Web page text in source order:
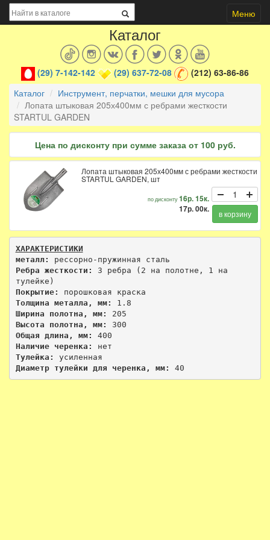
Меню
Каталог
(29) 7-142-142 (29) 637-72-08
(212) 63-86-86
Каталог
Инструмент, перчатки, мешки для мусора
Лопата штыковая 205х400мм с ребрами жесткости
STARTUL GARDEN
Цена по дисконту при сумме заказа от 100 руб.
Лопата штыковая 205х400мм с ребрами жесткости
STARTUL GARDEN, шт
по дисконту16р. 15к.
17р. 00к.
в корзину
ХАРАКТЕРИСТИКИ
металл:
Ребра жесткости: 3 ребра (2 на полотне, 1 на
Покрытие:
Толщина металла, мм:
Ширина полотна, мм:
Высота полотна, мм:
Общая длина, мм:
Наличие черенка:
Тулейка:
Диаметр тулейки для черенка, мм: